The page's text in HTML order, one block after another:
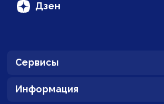
Дзен
Сервисы
Информация